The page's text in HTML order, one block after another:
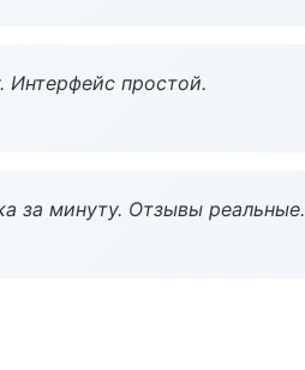
Интерфейс простой.
за минуту. Отзывы реальные.